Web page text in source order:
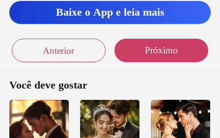
Baixe o App e leia mais
Anterior Próximo
Você deve gostar